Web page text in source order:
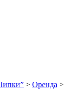
> Оренда >